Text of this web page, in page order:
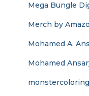
Mega Bungle
Merch by
Mohamed A.
Mohamed